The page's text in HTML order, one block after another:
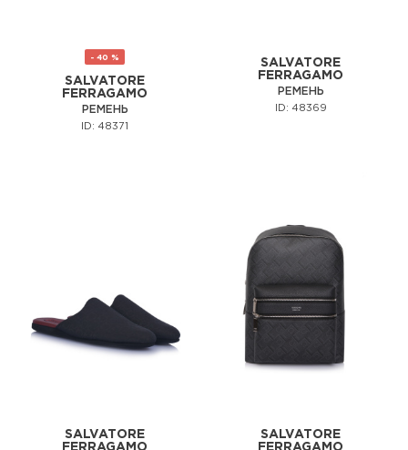
- 40 %
SALVATORE
FERRAGAMO
РЕМЕНЬ
ID: 48371
SALVATORE
FERRAGAMO
РЕМЕНЬ
ID: 48369
SALVATORE
FERRAGAMO
SALVATORE
FERRAGAMO